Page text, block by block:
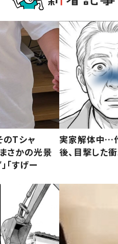
のTシャ
さかの光景
「すげー
実家解体中…
後、目撃した